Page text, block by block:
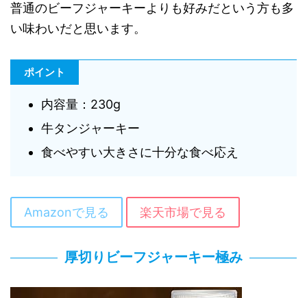
普通のビーフジャーキーよりも好みだという方も多
い味わいだと思います。
ポイント
内容量：230g
牛タンジャーキー
食べやすい大きさに十分な食べ応え
Amazonで見る 楽天市場で見る
厚切りビーフジャーキー極み